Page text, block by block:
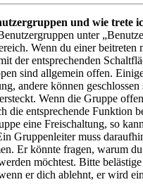
und wie trete
unter
Wenn du einer beitreten
der entsprechenden
sind allgemein offen.
andere können geschlossen
Wenn die Gruppe
die entsprechende Funktion
eine Freischaltung, so
Gruppenleiter muss
Er könnte fragen, warum
möchtest. Bitte
er dich ablehnt, er wird